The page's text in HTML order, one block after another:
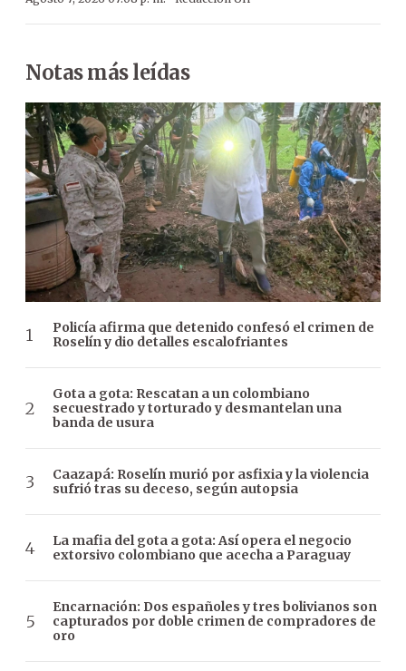
Notas más leídas
Policía afirma que detenido confesó el crimen de
Roselín y dio detalles escalofriantes
Gota a gota: Rescatan a un colombiano
secuestrado y torturado y desmantelan una
banda de usura
Caazapá: Roselín murió por asfixia y la violencia
sufrió tras su deceso, según autopsia
La mafia del gota a gota: Así opera el negocio
extorsivo colombiano que acecha a Paraguay
Encarnación: Dos españoles y tres bolivianos son
capturados por doble crimen de compradores de
oro